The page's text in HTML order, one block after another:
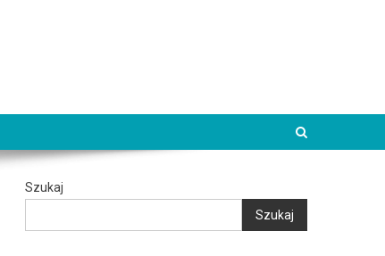
Szukaj
Szukaj